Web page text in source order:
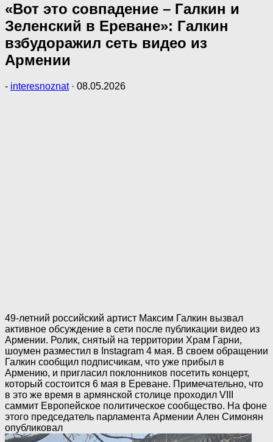
«Вот это совпадение – Галкин и
Зеленский в Ереване»: Галкин
взбудоражил сеть видео из
Армении
- interesnoznat · 08.05.2026
49-летний российский артист Максим Галкин вызвал
активное обсуждение в сети после публикации видео из
Армении. Ролик, снятый на территории Храм Гарни,
шоумен разместил в Instagram 4 мая. В своем обращении
Галкин сообщил подписчикам, что уже прибыл в
Армению, и пригласил поклонников посетить концерт,
который состоится 6 мая в Ереване. Примечательно, что
в это же время в армянской столице проходил VIII
саммит Европейское политическое сообщество. На фоне
этого председатель парламента Армении Ален Симонян
опубликовал